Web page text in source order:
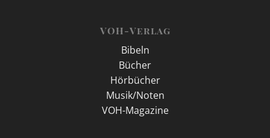
VOH-Verlag
Bibeln
Bücher
Hörbücher
Musik/Noten
VOH-Magazine